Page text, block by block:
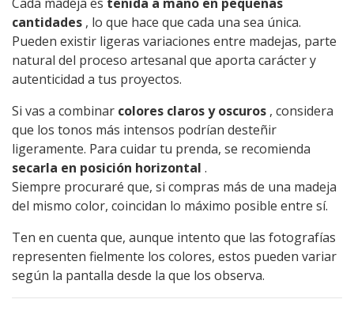
cantidades , lo que hace que cada una sea única.
Pueden existir ligeras variaciones entre madejas, parte
natural del proceso artesanal que aporta carácter y
autenticidad a tus proyectos.
Si vas a combinar colores claros y oscuros , considera
que los tonos más intensos podrían desteñir
ligeramente. Para cuidar tu prenda, se recomienda
secarla en posición horizontal .
Siempre procuraré que, si compras más de una madeja
del mismo color, coincidan lo máximo posible entre sí.
Ten en cuenta que, aunque intento que las fotografías
representen fielmente los colores, estos pueden variar
según la pantalla desde la que los observa.